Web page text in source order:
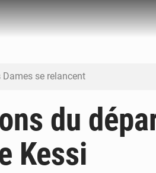
se relancent
crues à l’épreuve
en hausse dans les universités russes
du
Kessi